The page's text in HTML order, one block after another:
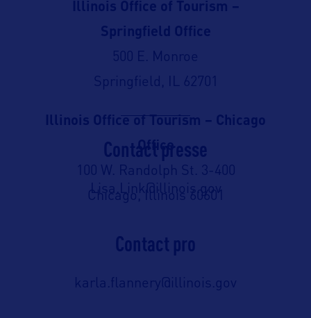
Illinois Office of Tourism –
Springfield Office
500 E. Monroe
Springfield, IL 62701
Illinois Office of Tourism – Chicago
Office
100 W. Randolph St. 3-400
Chicago, Illinois 60601
Contact presse
Lisa.Link@illinois.gov
Contact pro
karla.flannery@illinois.gov